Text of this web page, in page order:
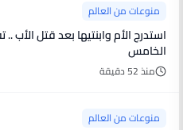
منوعات من العالم
الخامس
منذ 52 دقيقة
منوعات من العالم